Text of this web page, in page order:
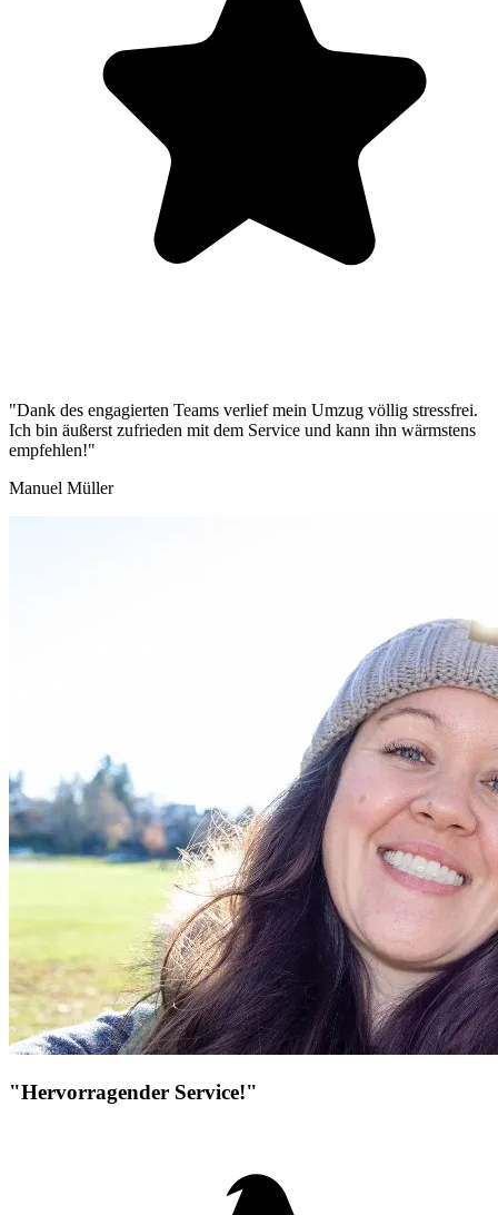
"Dank des engagierten Teams verlief mein Umzug völlig stressfrei.
Ich bin äußerst zufrieden mit dem Service und kann ihn wärmstens
empfehlen!"
Manuel Müller
"Hervorragender Service!"